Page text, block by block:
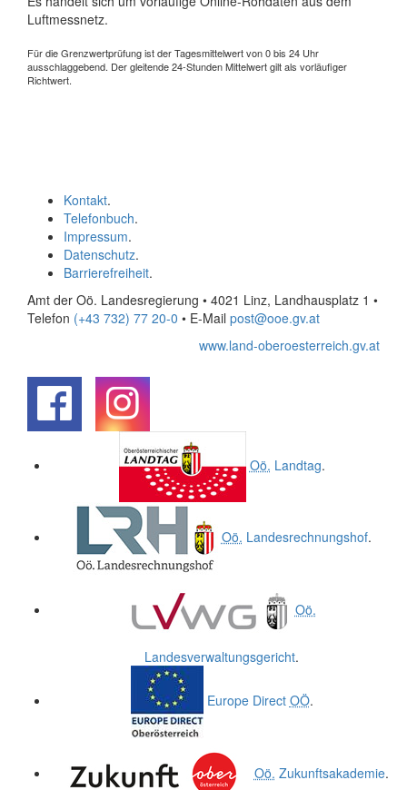
Luftmessnetz.
Für die Grenzwertprüfung ist der Tagesmittelwert von 0 bis 24 Uhr
ausschlaggebend. Der gleitende 24-Stunden Mittelwert gilt als vorläufiger
Richtwert.
Kontakt.
Telefonbuch.
Impressum.
Datenschutz.
Barrierefreiheit.
Amt der Oö. Landesregierung • 4021 Linz, Landhausplatz 1 •
Telefon (+43 732) 77 20-0 • E-Mail post@ooe.gv.at
www.land-oberoesterreich.gv.at
Oö. Landtag.
Oö. Landesrechnungshof.
Oö.
Landesverwaltungsgericht.
Europe Direct OÖ.
Oö. Zukunftsakademie.